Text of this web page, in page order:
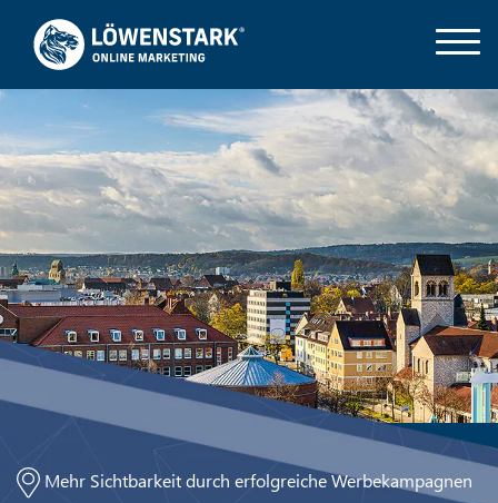
Mehr Sichtbarkeit durch erfolgreiche Werbekampagnen